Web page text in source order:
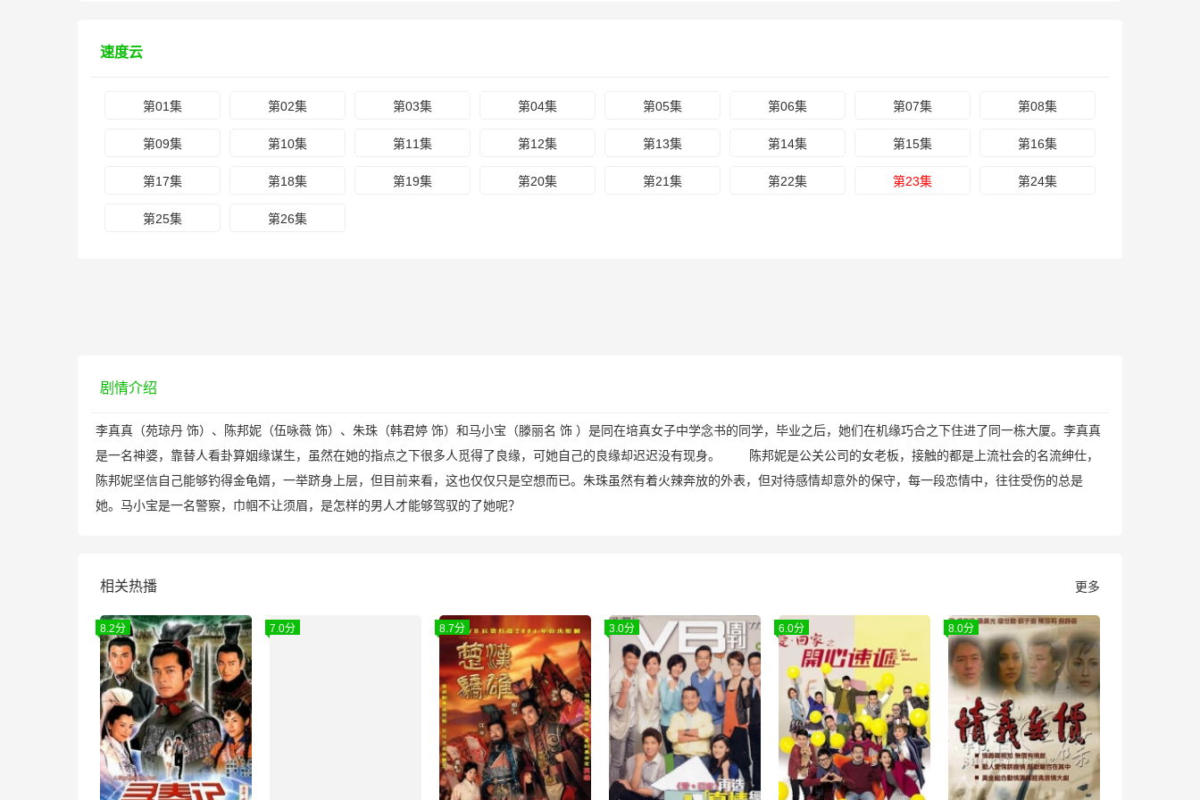
速度云
第01集 第02集 第03集 第04集 第05集 第06集 第07集 第08集
第09集 第10集 第11集 第12集 第13集 第14集 第15集 第16集
第17集 第18集 第19集 第20集 第21集 第22集 第23集 第24集
第25集 第26集
剧情介绍
李真真（苑琼丹 饰）、陈邦妮（伍咏薇 饰）、朱珠（韩君婷 饰）和马小宝（滕丽名 饰 ）是同在培真女子中学念书的同学，毕业之后，她们在机缘巧合之下住进了同一栋大厦。李真真
是一名神婆，靠替人看卦算姻缘谋生，虽然在她的指点之下很多人觅得了良缘，可她自己的良缘却迟迟没有现身。 陈邦妮是公关公司的女老板，接触的都是上流社会的名流绅仕，
陈邦妮坚信自己能够钓得金龟婿，一举跻身上层，但目前来看，这也仅仅只是空想而已。朱珠虽然有着火辣奔放的外表，但对待感情却意外的保守，每一段恋情中，往往受伤的总是
她。马小宝是一名警察，巾帼不让须眉，是怎样的男人才能够驾驭的了她呢？
相关热播 更多
8.2分 7.0分 8.7分 3.0分 6.0分 8.0分